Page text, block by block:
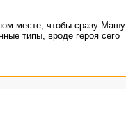
месте, чтобы сразу Машу
типы, вроде героя сего